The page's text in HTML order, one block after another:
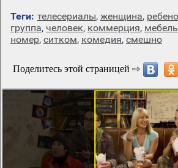
Теги: телесериалы, женщина,
группа, человек, коммерция, мебель
номер, ситком, комедия, смешно